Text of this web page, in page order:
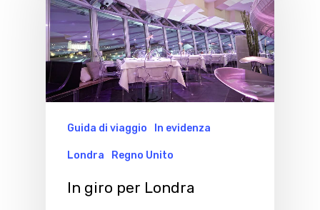
Guida di viaggio In evidenza
Londra Regno Unito
In giro per Londra